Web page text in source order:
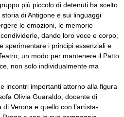
più piccolo di detenuti ha scelto
di Antigone e sui linguaggi
le emozioni, le memorie
dando loro voce e corpo;
sperimentare i principi essenziali e
un modo per mantenere il Patto
non solo individualmente ma
incontri importanti attorno alla figura
Olivia Guaraldo, docente di
di Verona e quello con l’artista-